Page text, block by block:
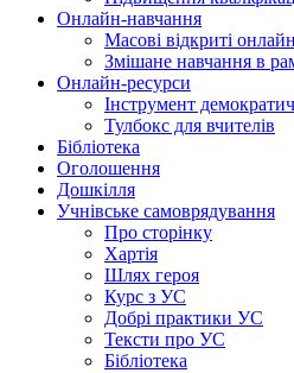
Онлайн-навчання
Масові відкриті
Змішане навчання в
Онлайн-ресурси
Інструмент
Тулбокс для вчителів
Бібліотека
Оголошення
Дошкілля
Учнівське самоврядування
Про сторінку
Хартія
Шлях героя
Курс з УС
Добрі практики УС
Тексти про УС
Бібліотека